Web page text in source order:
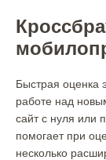
Быстрая оценка
работе над
сайт с нуля или
помогает при
несколько